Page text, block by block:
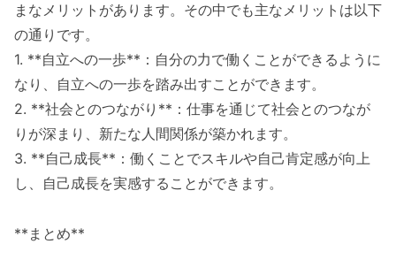
まなメリットがあります。その中でも主なメリットは以下
の通りです。
1. **自立への一歩**：自分の力で働くことができるように
なり、自立への一歩を踏み出すことができます。
2. **社会とのつながり**：仕事を通じて社会とのつなが
りが深まり、新たな人間関係が築かれます。
3. **自己成長**：働くことでスキルや自己肯定感が向上
し、自己成長を実感することができます。
**まとめ**